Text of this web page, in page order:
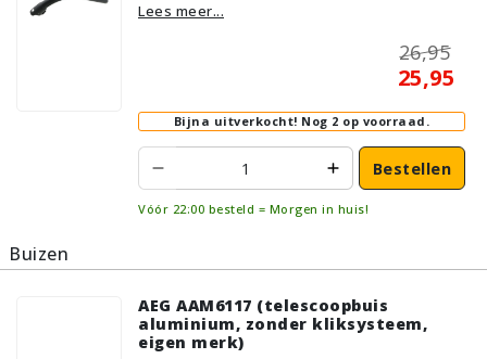
Lees meer...
26,95
25,95
Bijna uitverkocht! Nog 2 op voorraad.
Bestellen
Vóór 22:00 besteld = Morgen in huis!
Buizen
AEG AAM6117 (telescoopbuis
aluminium, zonder kliksysteem,
eigen merk)